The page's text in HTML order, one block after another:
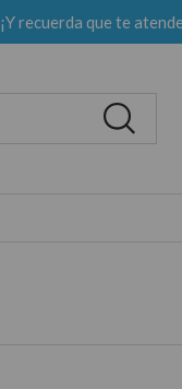
¡Y recuerda que te